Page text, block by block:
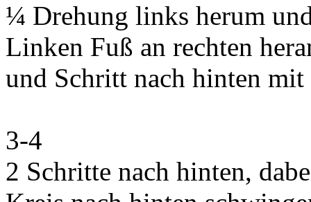
¼ Drehung links herum
Linken Fuß an rechten
und Schritt nach hinten
3-4
2 Schritte nach hinten,